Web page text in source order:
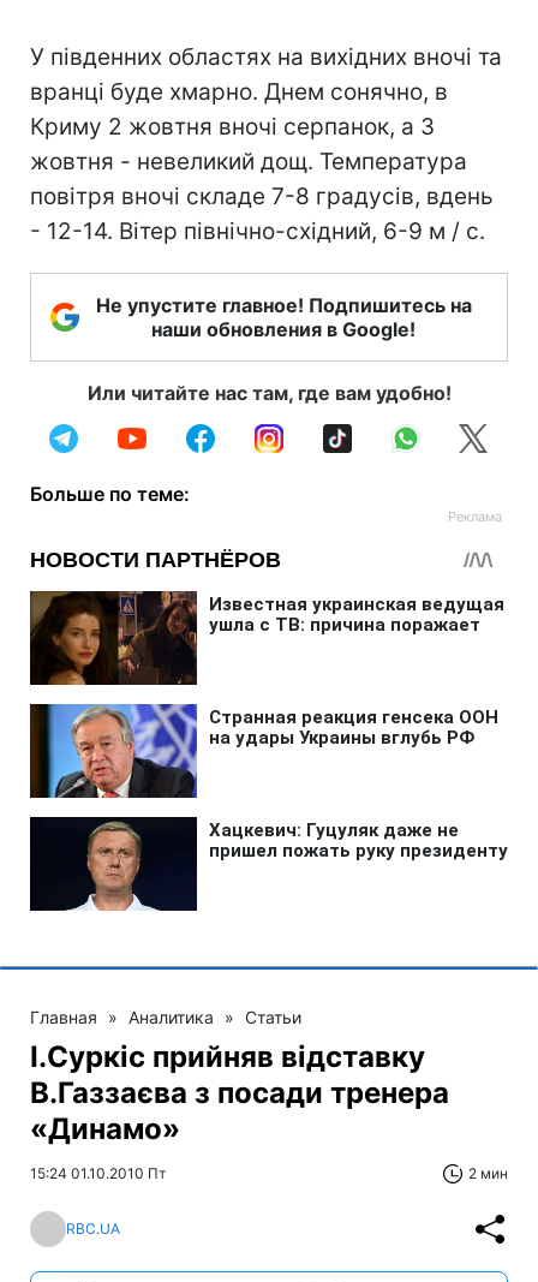
У південних областях на вихідних вночі та
вранці буде хмарно. Днем сонячно, в
Криму 2 жовтня вночі серпанок, а 3
жовтня - невеликий дощ. Температура
повітря вночі складе 7-8 градусів, вдень
- 12-14. Вітер північно-східний, 6-9 м / с.
Не упустите главное! Подпишитесь на
наши обновления в Google!
Или читайте нас там, где вам удобно!
Больше по теме:
Главная » Аналитика » Статьи
І.Суркіс прийняв відставку
В.Газзаєва з посади тренера
«Динамо»
15:24 01.10.2010 Пт 2 мин
RBC.UA